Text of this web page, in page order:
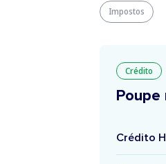
Impostos
Crédito
Crédito